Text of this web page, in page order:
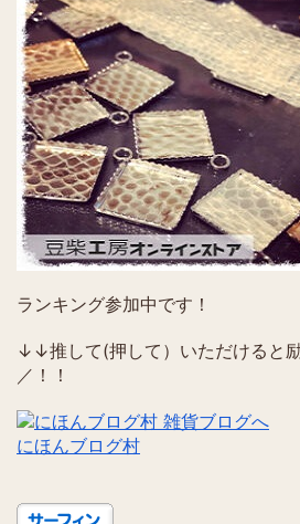
ランキング参加中です！
↓↓推して(押して）いただけると
／！！
にほんブログ村